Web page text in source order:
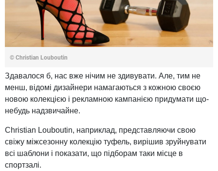
© Christian Louboutin
Здавалося б, нас вже нічим не здивувати. Але, тим не
менш, відомі дизайнери намагаються з кожною своєю
новою колекцією і рекламною кампанією придумати що-
небудь надзвичайне.
Christian Louboutin, наприклад, представляючи свою
свіжу міжсезонну колекцію туфель, вирішив зруйнувати
всі шаблони і показати, що підборам таки місце в
спортзалі.